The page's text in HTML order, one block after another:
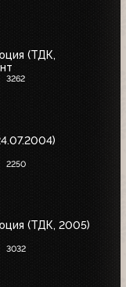
(ТДК,
3262
2250
(ТДК, 2005)
3032